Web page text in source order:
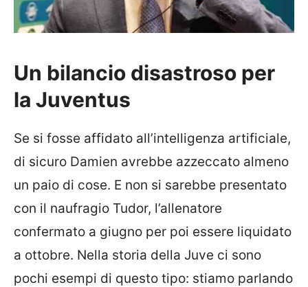
Un bilancio disastroso per
la Juventus
Se si fosse affidato all’intelligenza artificiale,
di sicuro Damien avrebbe azzeccato almeno
un paio di cose. E non si sarebbe presentato
con il naufragio Tudor, l’allenatore
confermato a giugno per poi essere liquidato
a ottobre. Nella storia della Juve ci sono
pochi esempi di questo tipo: stiamo parlando